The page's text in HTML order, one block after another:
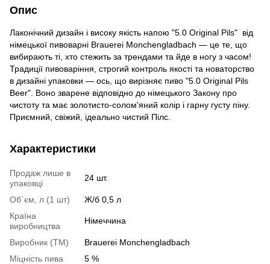
Опис
Лаконічний дизайн і високу якість напою "5.0 Original Pils" від
німецької пивоварні Brauerei Monchengladbach — це те, що
вибирають ті, хто стежить за трендами та йде в ногу з часом!
Традиції пивоваріння, строгий контроль якості та новаторство
в дизайні упаковки — ось, що вирізняє пиво "5.0 Original Pils
Beer". Воно зварене відповідно до німецького Закону про
чистоту та має золотисто-солом'яний колір і гарну густу піну.
Приємний, свіжий, ідеально чистий Пілс.
Характеристики
Продаж лише в
упаковці
24 шт.
Об`єм, л (1 шт)
Ж/б 0,5 л
Країна
виробництва
Німеччина
Виробник (ТМ)
Brauerei Monchengladbach
Міцність пива
5 %